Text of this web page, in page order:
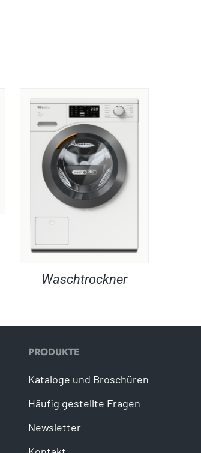
Waschtrockner
PRODUKTE
Kataloge und Broschüren
Häufig gestellte Fragen
Newsletter